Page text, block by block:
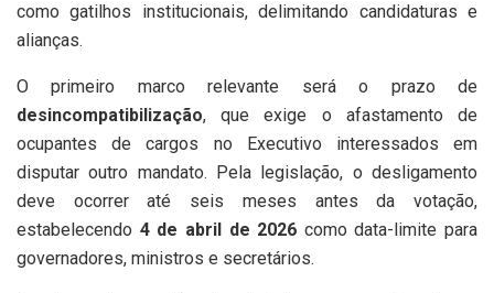
como gatilhos institucionais, delimitando candidaturas e
alianças.
O primeiro marco relevante será o prazo de
desincompatibilização, que exige o afastamento de
ocupantes de cargos no Executivo interessados em
disputar outro mandato. Pela legislação, o desligamento
deve ocorrer até seis meses antes da votação,
estabelecendo 4 de abril de 2026 como data-limite para
governadores, ministros e secretários.